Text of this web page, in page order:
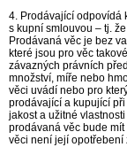
4. Prodávající odpovídá
s kupní smlouvou – tj.
Prodávaná věc je bez
které jsou pro věc
závazných právních
množství, míře nebo
věci uvádí nebo pro
prodávající a kupující
jakost a užitné
prodávaná věc bude
věci není její opotřebení